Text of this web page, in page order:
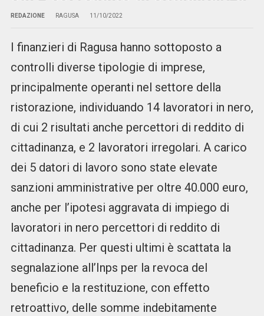
REDAZIONE RAGUSA 11/10/2022
I finanzieri di Ragusa hanno sottoposto a
controlli diverse tipologie di imprese,
principalmente operanti nel settore della
ristorazione, individuando 14 lavoratori in nero,
di cui 2 risultati anche percettori di reddito di
cittadinanza, e 2 lavoratori irregolari. A carico
dei 5 datori di lavoro sono state elevate
sanzioni amministrative per oltre 40.000 euro,
anche per l’ipotesi aggravata di impiego di
lavoratori in nero percettori di reddito di
cittadinanza. Per questi ultimi è scattata la
segnalazione all’Inps per la revoca del
beneficio e la restituzione, con effetto
retroattivo, delle somme indebitamente